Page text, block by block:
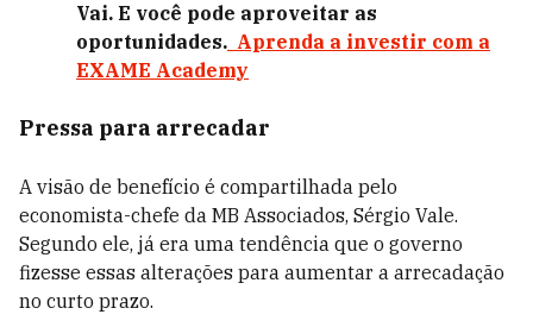
Vai. E você pode aproveitar as
oportunidades. Aprenda a investir com a
EXAME Academy
Pressa para arrecadar
A visão de benefício é compartilhada pelo
economista-chefe da MB Associados, Sérgio Vale.
Segundo ele, já era uma tendência que o governo
fizesse essas alterações para aumentar a arrecadação
no curto prazo.